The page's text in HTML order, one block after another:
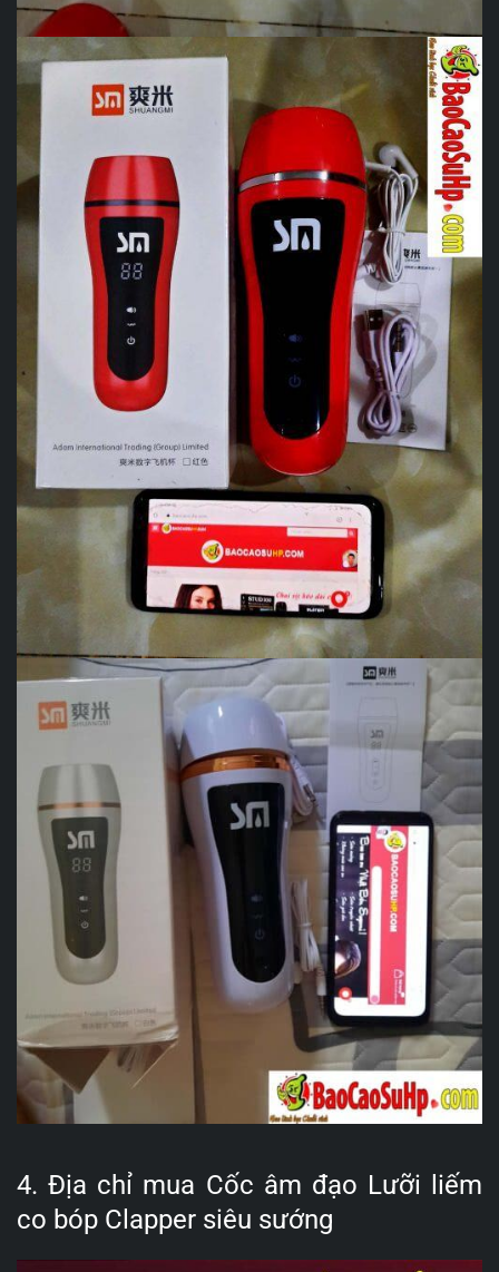
4. Địa chỉ mua Cốc âm đạo Lưỡi liếm
co bóp Clapper siêu sướng